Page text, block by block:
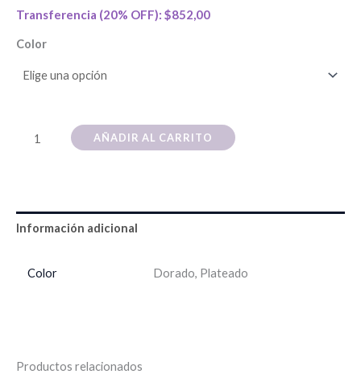
Transferencia (20% OFF): $852,00
Color
AÑADIR AL CARRITO
Información adicional
Color Dorado, Plateado
Productos relacionados